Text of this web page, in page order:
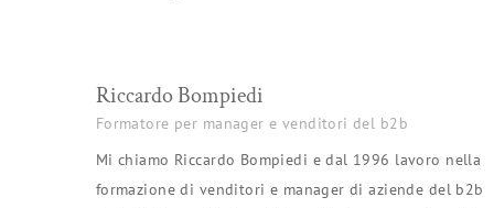
Riccardo Bompiedi
Formatore per manager e venditori del b2b
Mi chiamo Riccardo Bompiedi e dal 1996 lavoro nella
formazione di venditori e manager di aziende del b2b